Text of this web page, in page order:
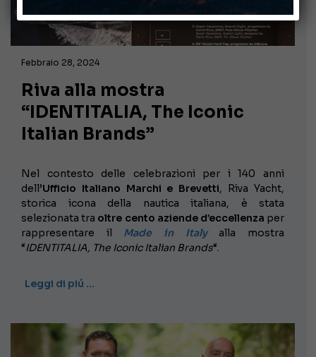
Febbraio 28, 2024
Riva alla mostra
“IDENTITALIA, The Iconic
Italian Brands”
Nel contesto delle celebrazioni per i 140 anni
dell’Ufficio Italiano Marchi e Brevetti, Riva Yacht,
storica icona della nautica italiana, è stata
selezionata tra oltre cento aziende d’eccellenza per
rappresentare il Made in Italyalla mostra
“IDENTITALIA, The Iconic Italian Brands“.
Leggi di piú …